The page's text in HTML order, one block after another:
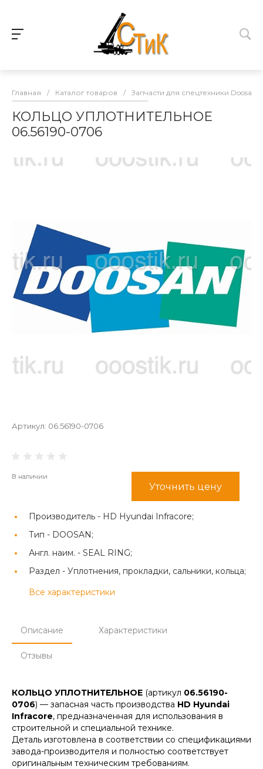
Главная / Каталог товаров / Запчасти для спецтехники Doosan
КОЛЬЦО УПЛОТНИТЕЛЬНОЕ
06.56190-0706
Артикул: 06.56190-0706
В наличии
Уточнить цену
Производитель - HD Hyundai Infracore;
Тип - DOOSAN;
Англ. наим. - SEAL RING;
Раздел - Уплотнения, прокладки, сальники, кольца;
Все характеристики
Описание Характеристики
Отзывы
КОЛЬЦО УПЛОТНИТЕЛЬНОЕ (артикул 06.56190-
0706) — запасная часть производства HD Hyundai
Infracore, предназначенная для использования в
строительной и специальной технике.
Деталь изготовлена в соответствии со спецификациями
завода-производителя и полностью соответствует
оригинальным техническим требованиям.